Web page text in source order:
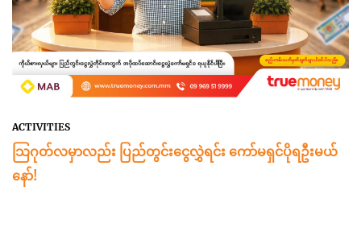
ACTIVITIES
သြဂုတ်လမှာလည်း ပြည်တွင်းငွေလွှဲရင်း ကော်မရှင်ပိုရဦးမယ်
နော်!